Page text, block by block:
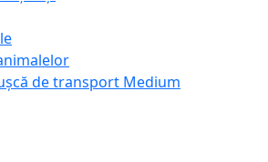
de transport Medium